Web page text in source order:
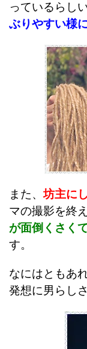
っているらし
ぶりやすい様
また、坊主に
マの撮影を終
が面倒くさく
す。
なにはともあ
発想に男らし